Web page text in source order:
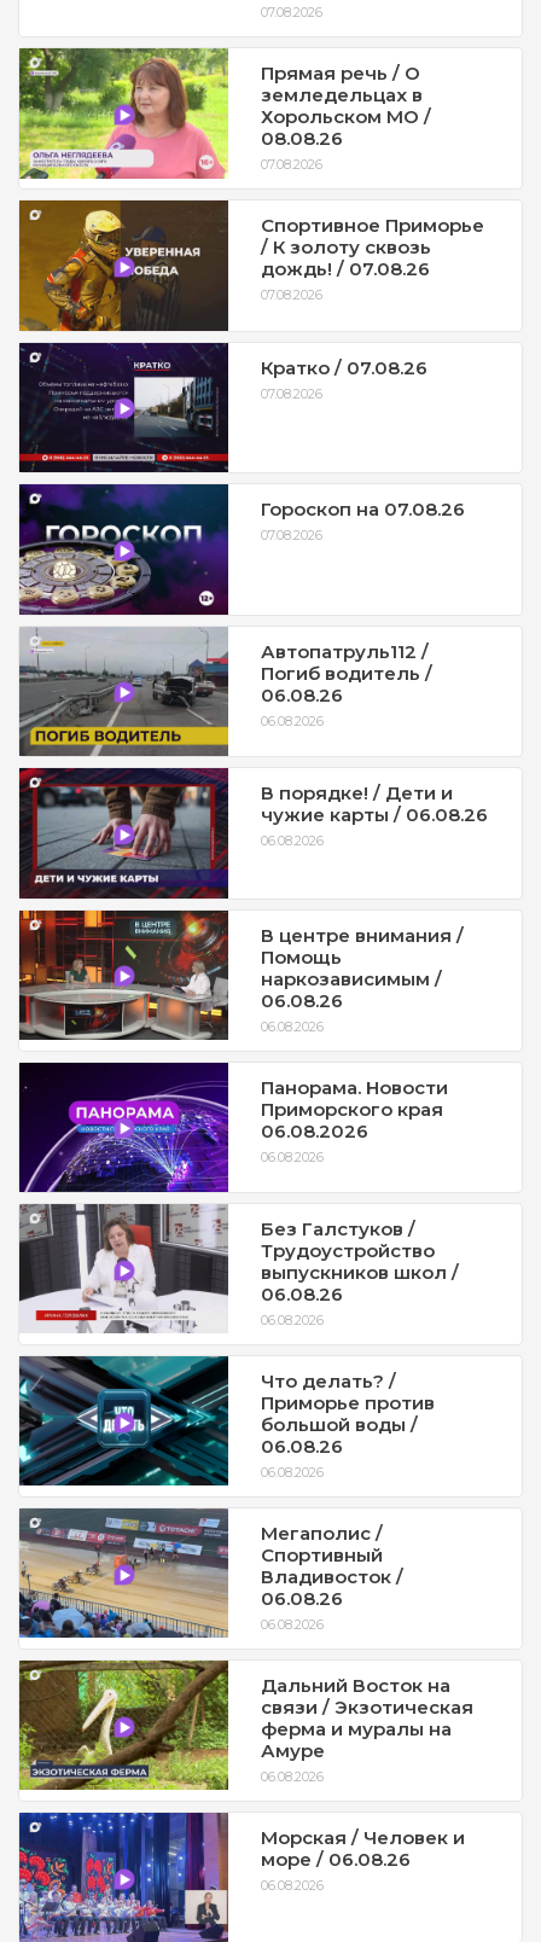
07.08.2026
Прямая речь / О
земледельцах в
Хорольском МО /
08.08.26
07.08.2026
Спортивное Приморье
/ К золоту сквозь
дождь! / 07.08.26
07.08.2026
Кратко / 07.08.26
07.08.2026
Гороскоп на 07.08.26
07.08.2026
Автопатруль112 /
Погиб водитель /
06.08.26
06.08.2026
В порядке! / Дети и
чужие карты / 06.08.26
06.08.2026
В центре внимания /
Помощь
наркозависимым /
06.08.26
06.08.2026
Панорама. Новости
Приморского края
06.08.2026
06.08.2026
Без Галстуков /
Трудоустройство
выпускников школ /
06.08.26
06.08.2026
Что делать? /
Приморье против
большой воды /
06.08.26
06.08.2026
Мегаполис /
Спортивный
Владивосток /
06.08.26
06.08.2026
Дальний Восток на
связи / Экзотическая
ферма и муралы на
Амуре
06.08.2026
Морская / Человек и
море / 06.08.26
06.08.2026